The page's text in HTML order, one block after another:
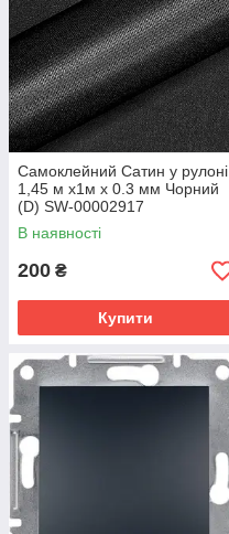
Самоклейний Сатин у рулоні
1,45 м х1м х 0.3 мм Чорний
(D) SW-00002917
В наявності
200 ₴
Купити